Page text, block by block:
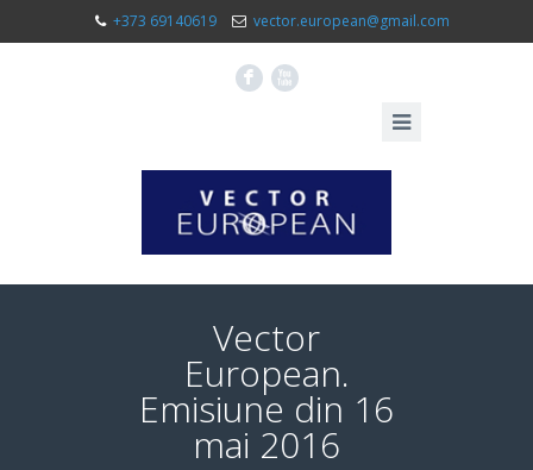
+373 69140619 vector.european@gmail.com
F X
Vector
European.
Emisiune din 16
mai 2016